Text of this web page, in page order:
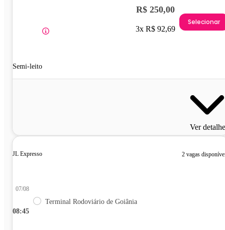
Semi-leito
R$ 250,00
3x R$ 92,69
Selecionar
Ver
JL Expresso 2 vagas
08:45
07/08
Terminal Rodoviário de Goiânia